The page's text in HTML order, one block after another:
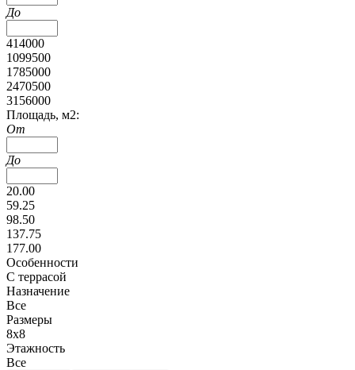
До
414000
1099500
1785000
2470500
3156000
Площадь, м2:
От
До
20.00
59.25
98.50
137.75
177.00
Особенности
С террасой
Назначение
Все
Размеры
8х8
Этажность
Все